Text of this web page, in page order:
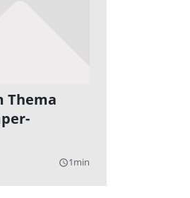
Thema
query_builder1min